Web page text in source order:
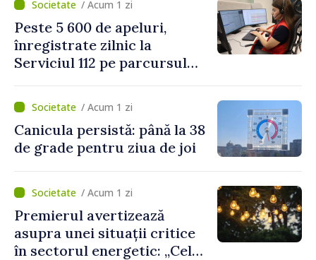
două regulamente din
domeniu
/ Acum 1 zi
Peste 5 600 de apeluri,
înregistrate zilnic la
Serviciul 112 pe parcursul
cetățeni au solicitat
ambulanța/ Acum 1 zi
Canicula persistă: până la 38
de grade pentru ziua de joi
/ Acum 1 zi
Premierul avertizează
asupra unei situații critice
în sectorul energetic: „Cel